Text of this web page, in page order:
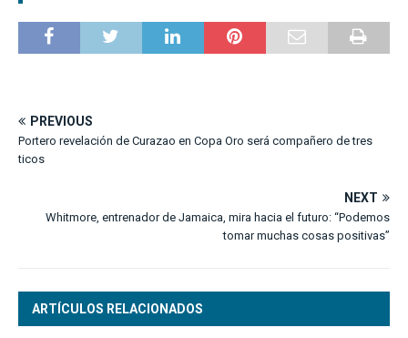
PREVIOUS
Portero revelación de Curazao en Copa Oro será compañero de tres
ticos
NEXT
Whitmore, entrenador de Jamaica, mira hacia el futuro: “Podemos
tomar muchas cosas positivas”
ARTÍCULOS RELACIONADOS